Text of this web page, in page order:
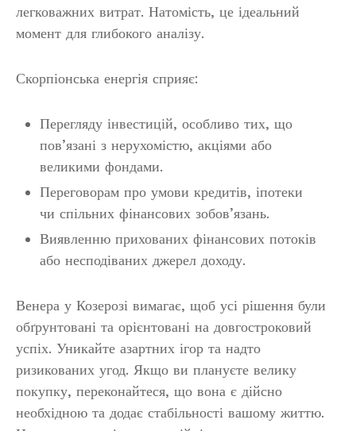
легковажних витрат. Натомість, це ідеальний
момент для глибокого аналізу.
Скорпіонська енергія сприяє:
Перегляду інвестицій, особливо тих, що
пов’язані з нерухомістю, акціями або
великими фондами.
Переговорам про умови кредитів, іпотеки
чи спільних фінансових зобов’язань.
Виявленню прихованих фінансових потоків
або несподіваних джерел доходу.
Венера у Козерозі вимагає, щоб усі рішення були
обґрунтовані та орієнтовані на довгостроковий
успіх. Уникайте азартних ігор та надто
ризикованих угод. Якщо ви плануєте велику
покупку, переконайтеся, що вона є дійсно
необхідною та додає стабільності вашому життю.